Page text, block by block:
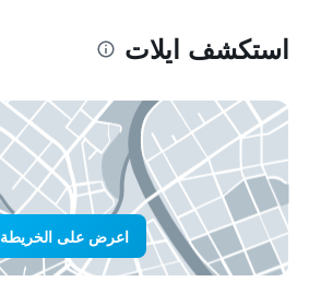
استكشف ايلات
اعرض على الخريطة